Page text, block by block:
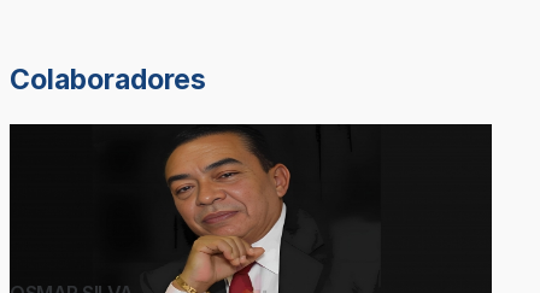
Colaboradores